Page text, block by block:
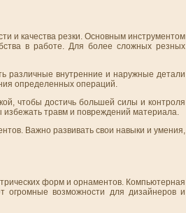
и качества резки. Основным инструментом
в работе. Для более сложных резных
различные внутренние и наружные детали
определенных операций.
чтобы достичь большей силы и контроля
избежать травм и повреждений материала.
Важно развивать свои навыки и умения,
форм и орнаментов. Компьютерная
огромные возможности для дизайнеров и